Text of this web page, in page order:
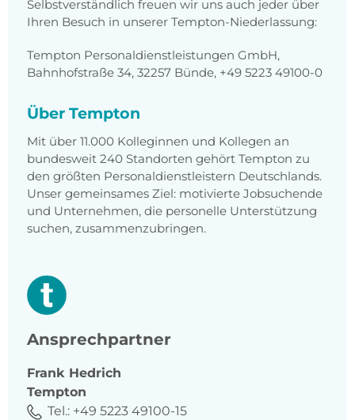
Selbstverständlich freuen wir uns auch jeder über
Ihren Besuch in unserer Tempton-Niederlassung:
Tempton Personaldienstleistungen GmbH,
Bahnhofstraße 34, 32257 Bünde, +49 5223 49100-0
Über Tempton
Mit über 11.000 Kolleginnen und Kollegen an
bundesweit 240 Standorten gehört Tempton zu
den größten Personaldienstleistern Deutschlands.
Unser gemeinsames Ziel: motivierte Jobsuchende
und Unternehmen, die personelle Unterstützung
suchen, zusammenzubringen.
Ansprechpartner
Frank Hedrich
Tempton
Tel.: +49 5223 49100-15